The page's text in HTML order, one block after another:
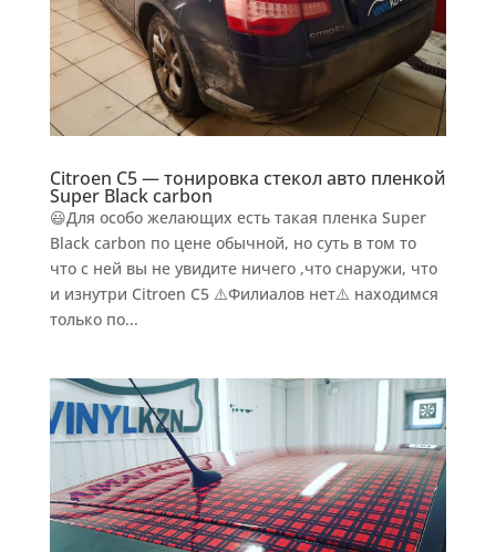
Citroen C5 — тонировка стекол авто пленкой
Super Black carbon
😃Для особо желающих есть такая пленка Super
Black carbon по цене обычной, но суть в том то
что с ней вы не увидите ничего ,что снаружи, что
и изнутри Citroen C5 ⚠️Филиалов нет⚠️ находимся
только по...